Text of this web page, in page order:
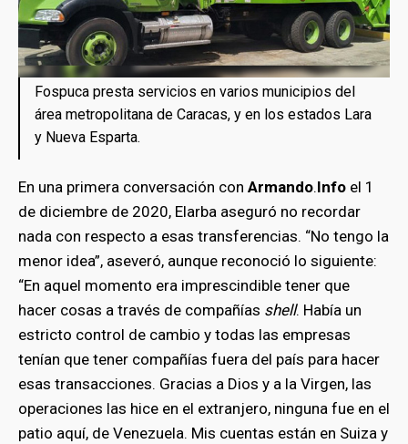
Fospuca presta servicios en varios municipios del
área metropolitana de Caracas, y en los estados Lara
y Nueva Esparta.
En una primera conversación con Armando.Info el 1
de diciembre de 2020, Elarba aseguró no recordar
nada con respecto a esas transferencias. “No tengo la
menor idea”, aseveró, aunque reconoció lo siguiente:
“En aquel momento era imprescindible tener que
hacer cosas a través de compañías shell. Había un
estricto control de cambio y todas las empresas
tenían que tener compañías fuera del país para hacer
esas transacciones. Gracias a Dios y a la Virgen, las
operaciones las hice en el extranjero, ninguna fue en el
patio aquí, de Venezuela. Mis cuentas están en Suiza y